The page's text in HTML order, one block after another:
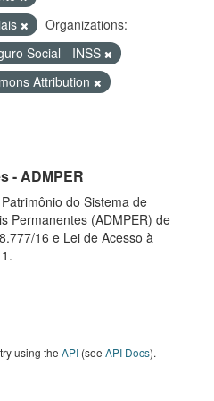
Organizations:
Social - INSS
Attribution
- ADMPER
do Sistema de
Permanentes (ADMPER) de
16 e Lei de Acesso à
using the API (see API Docs).